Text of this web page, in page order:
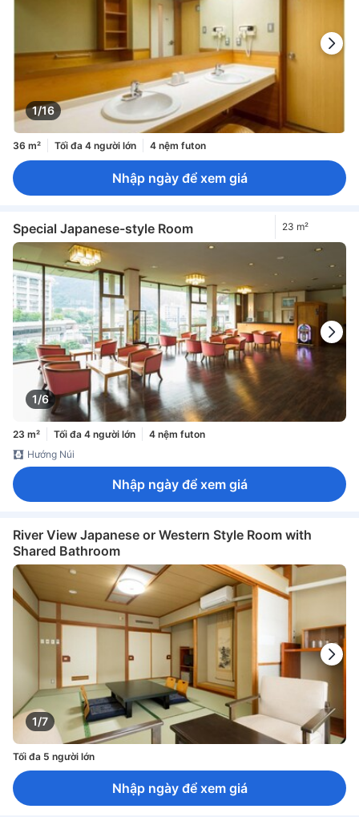
1/16
36 m² Tối đa 4 người lớn 4 nệm futon
Nhập ngày để xem giá
Special Japanese-style Room 23 m²
1/6
23 m² Tối đa 4 người lớn
4 nệm futon
Hướng Núi
Nhập ngày để xem giá
River View Japanese or Western Style Room with
Shared Bathroom
1/7
Tối đa 5 người lớn
Nhập ngày để xem giá